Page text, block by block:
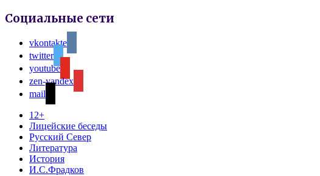
Социальные сети
vkontakte
twitter
youtube
zen-yandex
mail
12+
Лицейские беседы
Русский Север
Литература
История
И.С.Фрадков